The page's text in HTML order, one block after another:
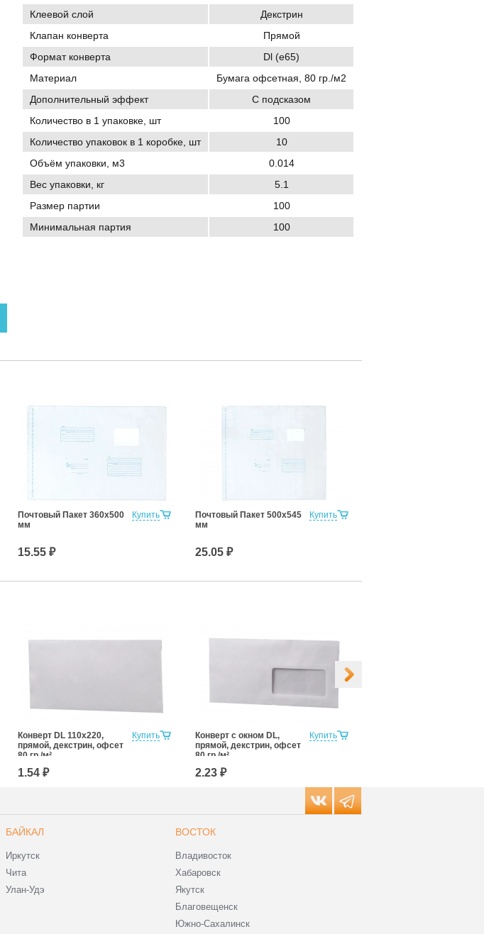
Клеевой слой
Декстрин
Клапан конверта
Прямой
Формат конверта
Dl (e65)
Материал
Бумага офсетная, 80 гр./м2
Дополнительный эффект
С подсказом
Количество в 1 упаковке, шт
100
Количество упаковок в 1 коробке, шт
10
Объём упаковки, м3
0.014
Вес упаковки, кг
5.1
Размер партии
100
Минимальная партия
100
Купить
Почтовый Пакет 360х500
мм
15.55 ₽
Купить
Почтовый Пакет 500х545
мм
25.05 ₽
Купить
Конверт DL 110x220,
прямой, декстрин, офсет
80 гр./м²
1.54 ₽
Купить
Конверт с окном DL,
прямой, декстрин, офсет
80 гр./м²
2.23 ₽
БАЙКАЛ
Иркутск
Чита
Улан-Удэ
ВОСТОК
Владивосток
Хабаровск
Якутск
Благовещенск
Южно-Сахалинск